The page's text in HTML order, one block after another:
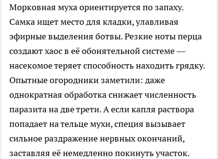
Морковная муха ориентируется по запаху.
Самка ищет место для кладки, улавливая
эфирные выделения ботвы. Резкие ноты перца
создают хаос в её обонятельной системе —
насекомое теряет способность находить грядку.
Опытные огородники заметили: даже
однократная обработка снижает численность
паразита на две трети. А если капля раствора
попадает на тельце мухи, специя вызывает
сильное раздражение нервных окончаний,
заставляя её немедленно покинуть участок.